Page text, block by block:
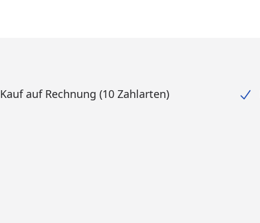
Kauf auf Rechnung (10 Zahlarten)